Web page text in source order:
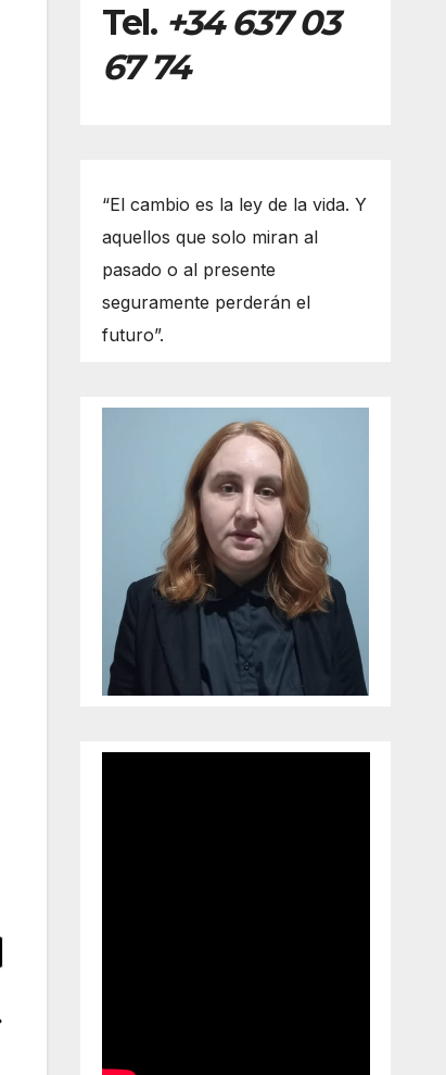
Tel. +34 637 03
67 74
“El cambio es la ley de la vida. Y
aquellos que solo miran al
pasado o al presente
seguramente perderán el
futuro”.